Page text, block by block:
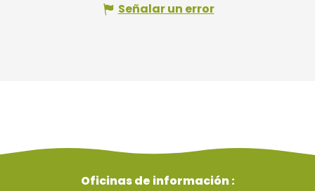
Señalar un error
Oficinas de información :